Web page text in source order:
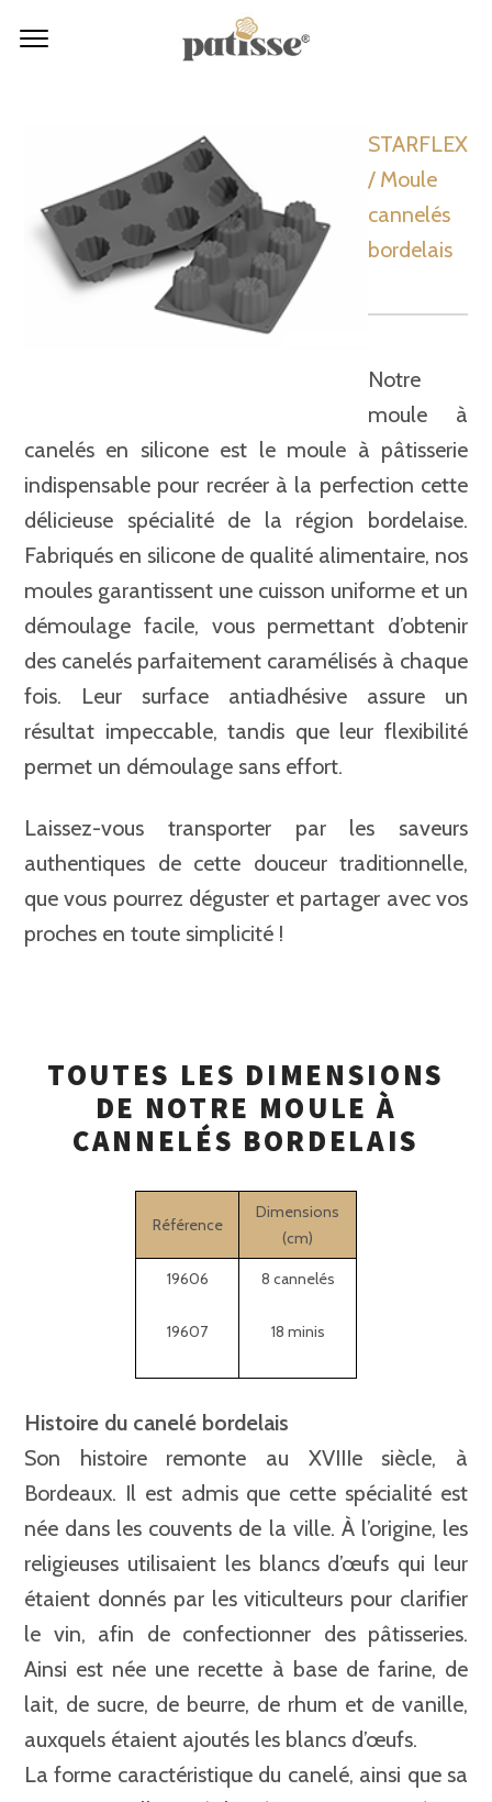
STARFLEX
/ Moule
cannelés
bordelais
Notre
moule à
canelés en silicone est le moule à pâtisserie
indispensable pour recréer à la perfection cette
délicieuse spécialité de la région bordelaise.
Fabriqués en silicone de qualité alimentaire, nos
moules garantissent une cuisson uniforme et un
démoulage facile, vous permettant d’obtenir
des canelés parfaitement caramélisés à chaque
fois. Leur surface antiadhésive assure un
résultat impeccable, tandis que leur flexibilité
permet un démoulage sans effort.
Laissez-vous transporter par les saveurs
authentiques de cette douceur traditionnelle,
que vous pourrez déguster et partager avec vos
proches en toute simplicité !
TOUTES LES DIMENSIONS
DE NOTRE MOULE À
CANNELÉS BORDELAIS
Référence
Dimensions
(cm)
19606
19607
8 cannelés
18 minis
Histoire du canelé bordelais
Son histoire remonte au XVIIIe siècle, à
Bordeaux. Il est admis que cette spécialité est
née dans les couvents de la ville. À l’origine, les
religieuses utilisaient les blancs d’œufs qui leur
étaient donnés par les viticulteurs pour clarifier
le vin, afin de confectionner des pâtisseries.
Ainsi est née une recette à base de farine, de
lait, de sucre, de beurre, de rhum et de vanille,
auxquels étaient ajoutés les blancs d’œufs.
La forme caractéristique du canelé, ainsi que sa